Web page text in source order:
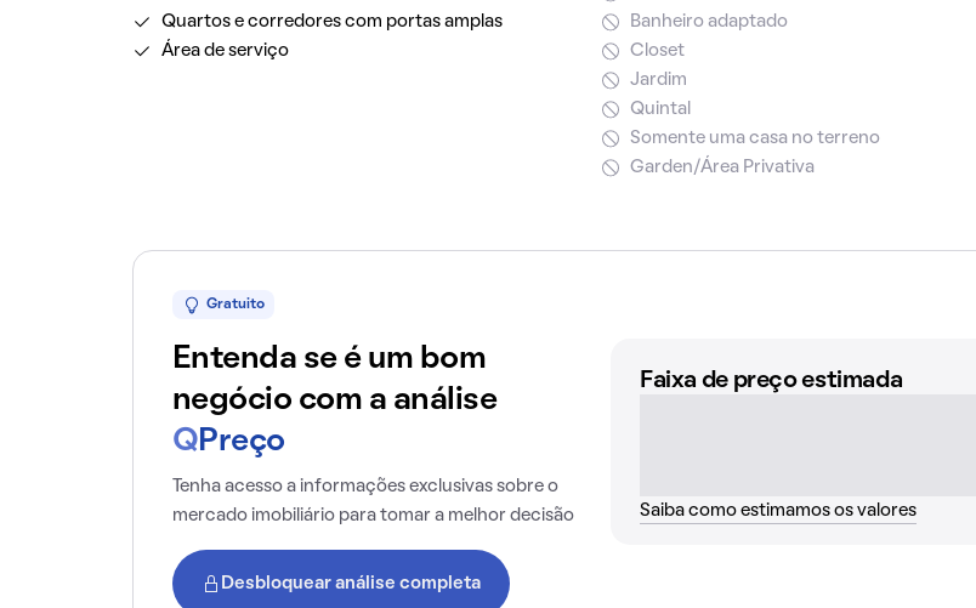
Quartos e corredores com portas amplas
Área de serviço
Banheiro adaptado
Closet
Jardim
Quintal
Somente uma casa no terreno
Garden/Área Privativa
Gratuito
Entenda se é um bom
negócio com a análise
Q Preço
Tenha acesso a informações exclusivas sobre o
mercado imobiliário para tomar a melhor decisão
Desbloquear análise completa
Faixa de preço estimada
Saiba como estimamos os valores